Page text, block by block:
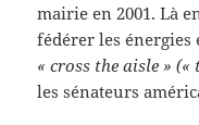
mairie en 2001. Là
fédérer les énergies
« cross the aisle » («
les sénateurs